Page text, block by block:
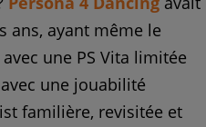
ans, ayant même le
une PS Vita limitée
une jouabilité
familière, revisitée et